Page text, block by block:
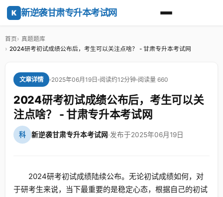
K 新逆袭甘肃专升本考试网
首页
真题题库
2024研考初试成绩公布后，考生可以关注点啥？ - 甘肃专升本考试网
文章详情 2025年06月19日 阅读约12分钟 阅读量 660
2024研考初试成绩公布后，考生可以关
注点啥？ - 甘肃专升本考试网
科 新逆袭甘肃专升本考试网·发布于2025年06月19日
2024研考初试成绩陆续公布。无论初试成绩如何，对
于研考生来说，当下最重要的是稳定心态，根据自己的初试